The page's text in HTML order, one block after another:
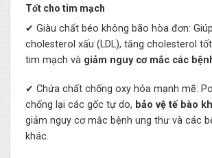
Tốt cho tim mạch
✔ Giàu chất béo không bão hòa đơn:
cholesterol xấu (LDL), tăng cholesterol
tim mạch và giảm nguy cơ mắc các
✔ Chứa chất chống oxy hóa mạnh mẽ:
chống lại các gốc tự do, bảo vệ tế bào
giảm nguy cơ mắc bệnh ung thư và các
khác.